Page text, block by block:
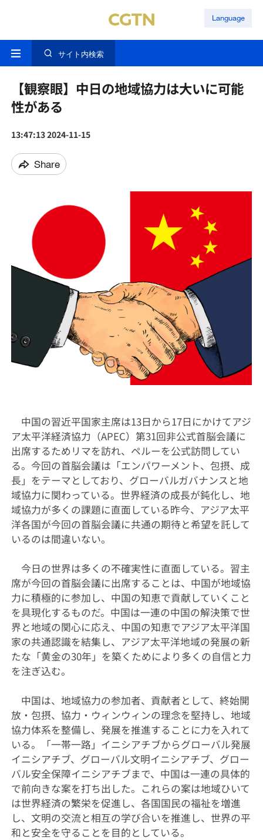
Language
サイト内検索
【観察眼】中日の地域協力は大いに可能
性がある
13:47:13 2024-11-15
Share
中国の習近平国家主席は13日から17日にかけてアジ
ア太平洋経済協力（APEC）第31回非公式首脳会議に
出席するためリマを訪れ、ペルーを公式訪問してい
る。今回の首脳会議は「エンパワーメント、包摂、成
長」をテーマとしており、グローバルガバナンスと地
域協力に関わっている。世界経済の成長が鈍化し、地
域協力が多くの課題に直面している昨今、アジア太平
洋各国が今回の首脳会議に共通の期待と希望を託して
いるのは間違いない。
今日の世界は多くの不確実性に直面している。習主
席が今回の首脳会議に出席することは、中国が地域協
力に積極的に参加し、中国の知恵で貢献していくこと
を具現化するものだ。中国は一連の中国の解決策で世
界と地域の関心に応え、中国の知恵でアジア太平洋国
家の共通認識を結集し、アジア太平洋地域の発展の新
たな「黄金の30年」を築くためにより多くの自信と力
を注ぎ込む。
中国は、地域協力の参加者、貢献者として、終始開
放・包摂、協力・ウィンウィンの理念を堅持し、地域
協力体系を整備し、発展を推進することに力を入れて
いる。「一帯一路」イニシアチブからグローバル発展
イニシアチブ、グローバル文明イニシアチブ、グロー
バル安全保障イニシアチブまで、中国は一連の具体的
で前向きな案を打ち出した。これらの案は地域ひいて
は世界経済の繁栄を促進し、各国国民の福祉を増進
し、文明の交流と相互の学び合いを推進し、世界の平
和と安全を守ることを目的としている。